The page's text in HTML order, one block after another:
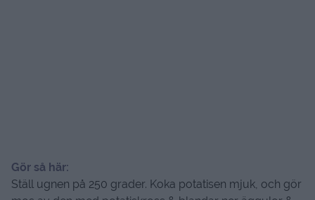
Gör så här:
Ställ ugnen på 250 grader. Koka potatisen mjuk, och gör